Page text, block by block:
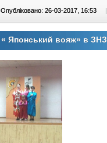
Опубліковано: 26-03-2017, 16:53 |
« Японський вояж» в